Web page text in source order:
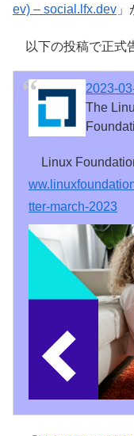
ev) – social.lfx.dev
以下の投稿で正式
2023-
The
Linux
ww.
tter-march-2023